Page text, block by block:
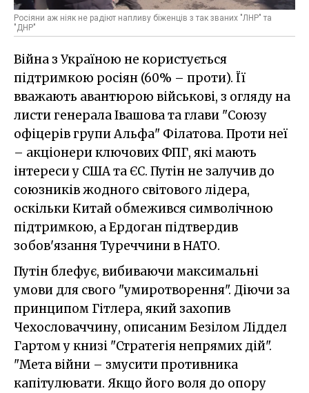
Росіяни аж ніяк не радіют напливу біженців з так званих "ЛНР" та
"ДНР"
Війна з Україною не користується
підтримкою росіян (60% – проти). Її
вважають авантюрою військові, з огляду на
листи генерала Івашова та глави "Союзу
офіцерів групи Альфа" Філатова. Проти неї
– акціонери ключових ФПГ, які мають
інтереси у США та ЄС. Путін не залучив до
союзників жодного світового лідера,
оскільки Китай обмежився символічною
підтримкою, а Ердоган підтвердив
зобов'язання Туреччини в НАТО.
Путін блефує, вибиваючи максимальні
умови для свого "умиротворення". Діючи за
принципом Гітлера, який захопив
Чехословаччину, описаним Безілом Ліддел
Гартом у книзі "Стратегія непрямих дій".
"Мета війни – змусити противника
капітулювати. Якщо його воля до опору